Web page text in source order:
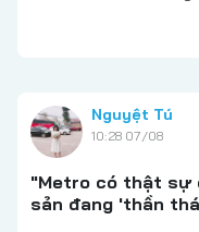
Nguyệt Tú
10:28 07/08
"Metro có thật sự
sản đang 'thần